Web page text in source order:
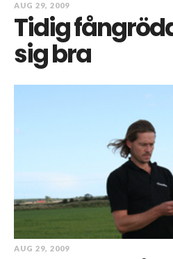
AUG 29, 2009
Tidig
sig bra
AUG 29, 2009